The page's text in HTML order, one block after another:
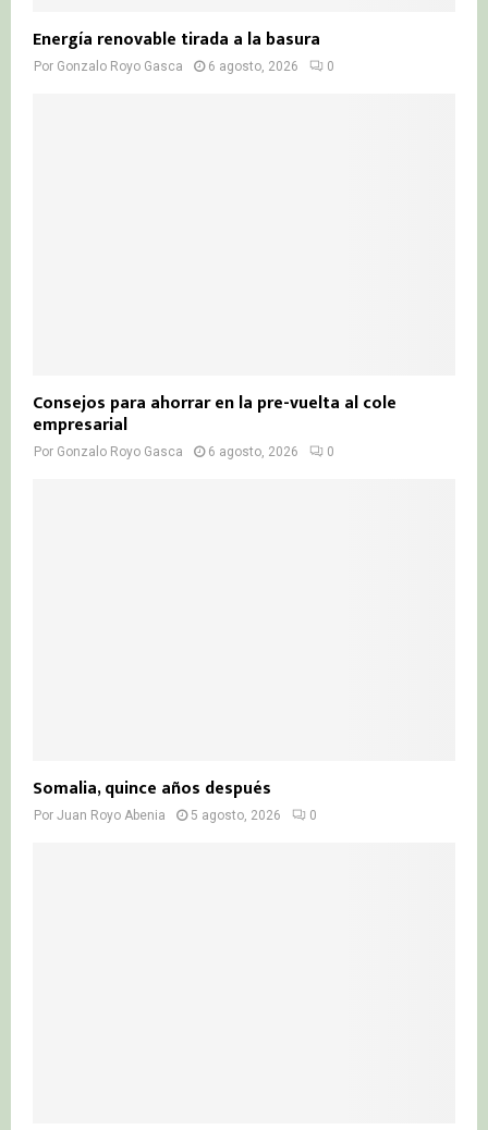
Energía renovable tirada a la basura
Por Gonzalo Royo Gasca 6 agosto, 2026 0
Consejos para ahorrar en la pre-vuelta al cole
empresarial
Por Gonzalo Royo Gasca 6 agosto, 2026 0
Somalia, quince años después
Por Juan Royo Abenia 5 agosto, 2026 0